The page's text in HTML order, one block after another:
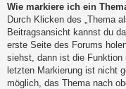
Wie markiere ich ein
Durch Klicken des „Thema
Beitragsansicht kannst du
erste Seite des Forums
siehst, dann ist die Funktion
letzten Markierung ist nicht
möglich, das Thema nach